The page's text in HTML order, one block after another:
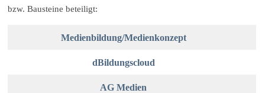
bzw. Bausteine beteiligt:
Medienbildung/Medienkonzept
dBildungscloud
AG Medien